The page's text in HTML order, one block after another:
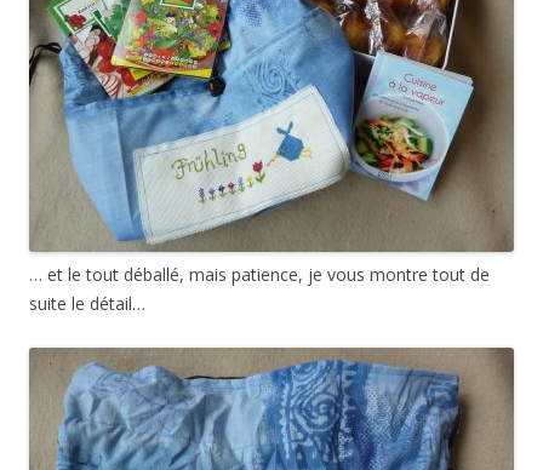
… et le tout déballé, mais patience, je vous montre tout de
suite le détail…